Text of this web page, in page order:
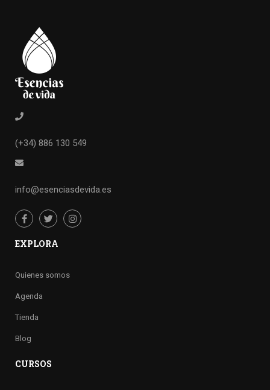
(+34) 886 130 549
info@esenciasdevida.es
EXPLORA
Quienes somos
Agenda
Tienda
Blog
CURSOS